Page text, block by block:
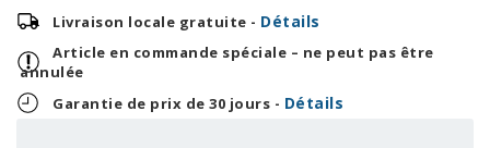
Livraison locale gratuite - Détails
Article en commande spéciale – ne peut pas être
annulée
Garantie de prix de 30 jours - Détails